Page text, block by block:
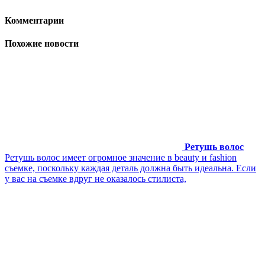
Комментарии
Похожие новости
Ретушь волос
Ретушь волос имеет огромное значение в beauty и fashion
съемке, поскольку каждая деталь должна быть идеальна. Если
у вас на съемке вдруг не оказалось стилиста,